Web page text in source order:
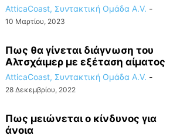
AtticaCoast, Συντακτική Ομάδα A.V. -
10 Μαρτίου, 2023
Πως θα γίνεται διάγνωση του
Αλτσχάιμερ με εξέταση αίματος
AtticaCoast, Συντακτική Ομάδα A.V. -
28 Δεκεμβρίου, 2022
Πως μειώνεται ο κίνδυνος για
άνοια